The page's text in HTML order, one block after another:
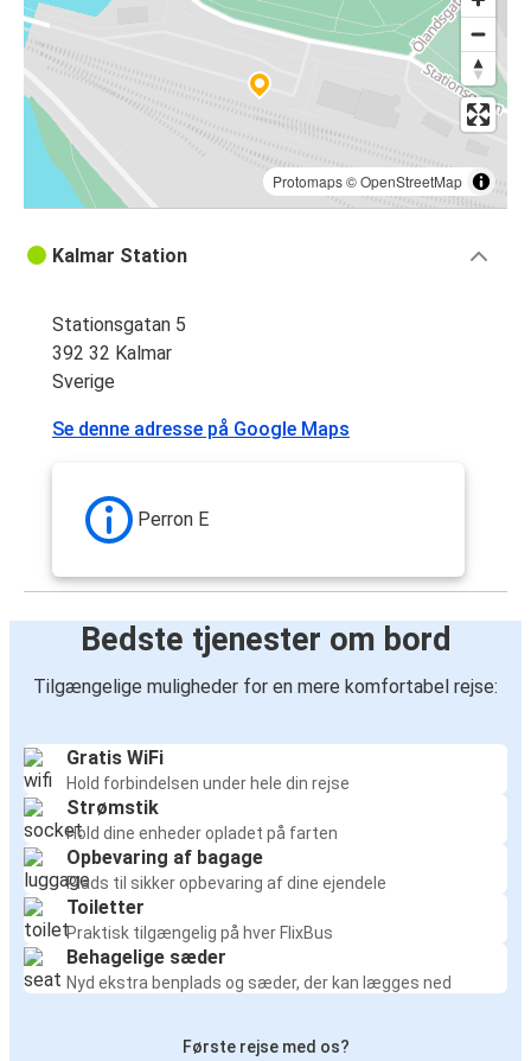
Protomaps©OpenStreetMap
Kalmar Station
Stationsgatan 5
392 32 Kalmar
Sverige
Se denne adresse på Google Maps
Perron E
Bedste tjenester om bord
Tilgængelige muligheder for en mere komfortabel rejse:
Gratis WiFi
Hold forbindelsen under hele din rejse
Strømstik
Hold dine enheder opladet på farten
Opbevaring af bagage
Plads til sikker opbevaring af dine ejendele
Toiletter
Praktisk tilgængelig på hver FlixBus
Behagelige sæder
Nyd ekstra benplads og sæder, der kan lægges ned
Første rejse med os?